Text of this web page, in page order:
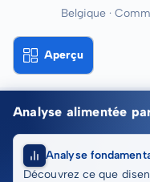
Belgique ·
Aperçu
Analyse alimentée
Analyse
Découvrez ce que